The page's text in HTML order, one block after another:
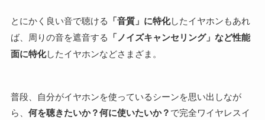
とにかく良い音で聴ける 「音質」に特化したイヤホンもあれ
ば、周りの音を遮音する 「ノイズキャンセリング」など性能
面に特化したイヤホンなどさまざま。
普段、自分がイヤホンを使っているシーンを思い出しなが
ら、 何を聴きたいか？何に使いたいか？で完全ワイヤレスイ